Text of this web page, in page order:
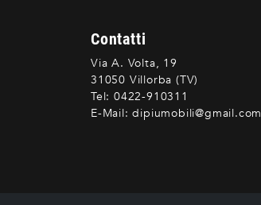
Contatti
Via A. Volta, 19
31050 Villorba (TV)
Tel: 0422-910311
E-Mail: dipiumobili@gmail.com